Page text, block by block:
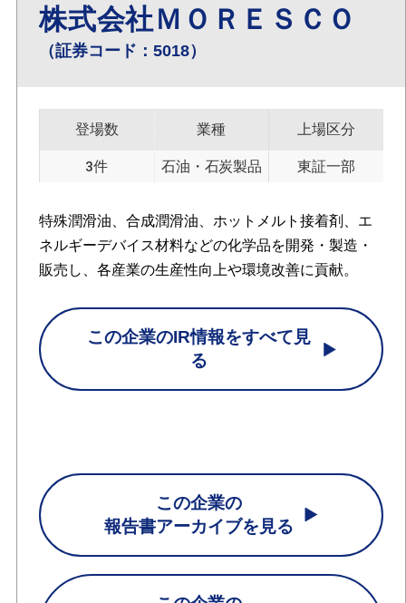
株式会社ＭＯＲＥＳＣＯ
（証券コード：5018）
登場数
3件
業種
石油・石炭製品
上場区分
東証一部
特殊潤滑油、合成潤滑油、ホットメルト接着剤、エ
ネルギーデバイス材料などの化学品を開発・製造・
販売し、各産業の生産性向上や環境改善に貢献。
この企業のIR情報をすべて見
る
この企業の
報告書アーカイブを見る